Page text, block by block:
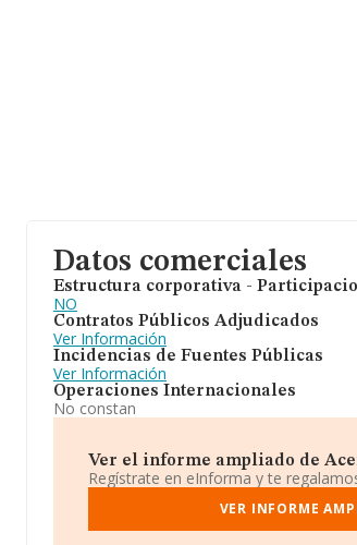
Datos comerciales
Estructura corporativa -
NO
Contratos Públicos Adjudicados
Ver Información
Incidencias de Fuentes Públicas
Ver Información
Operaciones Internacionales
No constan
Ver el informe ampliado de
Regístrate en eInforma y te
VER INFORME